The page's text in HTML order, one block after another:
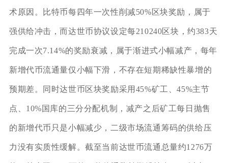
术原因。比特币每四年一次性削减50%区块奖励，属于
强供给冲击，而达世币协议设定每210240区块，约383天
完成一次7.14%的奖励衰减，属于渐进式小幅减产，每年
新增代币流通量仅小幅下滑，不存在短期稀缺性暴增的
预期差。同时达世币区块奖励采用45%矿工、45%主节
点、10%国库的三分分配机制，减产之后矿工每日抛售
的新增代币只是小幅减少，二级市场流通筹码的供给压
力没有实质性缓解。截至当前达世币流通总量约1276万